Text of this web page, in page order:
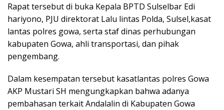
Rapat tersebut di buka Kepala BPTD Sulselbar Edi
hariyono, PJU direktorat Lalu lintas Polda, Sulsel,kasat
lantas polres gowa, serta staf dinas perhubungan
kabupaten Gowa, ahli transportasi, dan pihak
pengembang.
Dalam kesempatan tersebut kasatlantas polres Gowa
AKP Mustari SH mengungkapkan bahwa adanya
pembahasan terkait Andalalin di Kabupaten Gowa